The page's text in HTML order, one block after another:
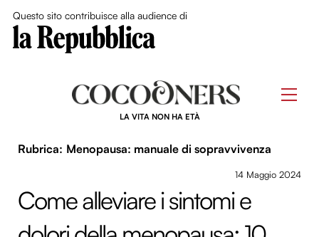
Questo sito contribuisce alla audience di
LA VITA NON HA ETÀ
Menopausa: manuale di sopravvivenza
14 Maggio 2024
Come alleviare i sintomi e